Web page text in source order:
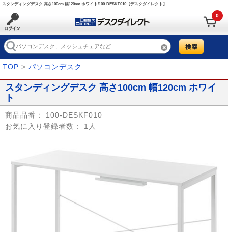
スタンディングデスク 高さ100cm 幅120cm ホワイト/100-DESKF010【デスクダイレクト】
0
TOP > パソコンデスク
スタンディングデスク 高さ100cm 幅120cm ホワイ
ト
商品品番：
100-DESKF010
お気に入り登録者数：
1人